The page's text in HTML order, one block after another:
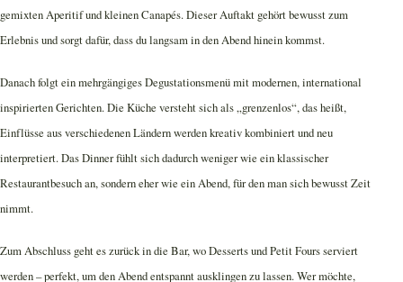
gemixten Aperitif und kleinen Canapés. Dieser Auftakt gehört bewusst zum
Erlebnis und sorgt dafür, dass du langsam in den Abend hinein kommst.
Danach folgt ein mehrgängiges Degustationsmenü mit modernen, international
inspirierten Gerichten. Die Küche versteht sich als „grenzenlos“, das heißt,
Einflüsse aus verschiedenen Ländern werden kreativ kombiniert und neu
interpretiert. Das Dinner fühlt sich dadurch weniger wie ein klassischer
Restaurantbesuch an, sondern eher wie ein Abend, für den man sich bewusst Zeit
nimmt.
Zum Abschluss geht es zurück in die Bar, wo Desserts und Petit Fours serviert
werden – perfekt, um den Abend entspannt ausklingen zu lassen. Wer möchte,